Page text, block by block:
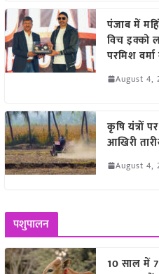
पंजाब में
विच इक्को
परमिश
August 4,
कृषि यंत्रों
आखिरी
August 4,
पशुपालन
10 साल में